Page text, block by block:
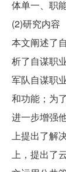
体单一、职
(2)研究内容
本文阐述了
析了自谋职
军队自谋职
和功能；为
进一步增强
上提出了解
上，提出了